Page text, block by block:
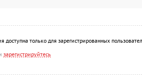
доступна только для зарегистрированных
зарегистрируйтесь